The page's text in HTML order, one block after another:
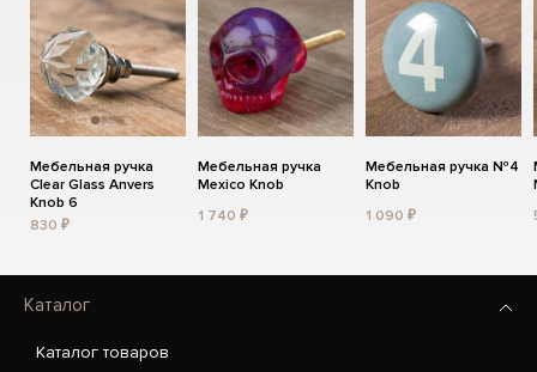
Мебельная ручка
Clear Glass Anvers
Knob 6
830 ₽
Мебельная ручка
Mexico Knob
1 740 ₽
Мебельная ручка №4
Knob
1 090 ₽
Каталог
Каталог товаров